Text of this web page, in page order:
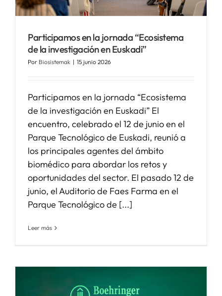
Participamos en la jornada “Ecosistema
de la investigación en Euskadi”
Por Biosistemak | 15 junio 2026
Participamos en la jornada “Ecosistema
de la investigación en Euskadi” El
encuentro, celebrado el 12 de junio en el
Parque Tecnológico de Euskadi, reunió a
los principales agentes del ámbito
biomédico para abordar los retos y
oportunidades del sector. El pasado 12 de
junio, el Auditorio de Faes Farma en el
Parque Tecnológico de [...]
Leer más